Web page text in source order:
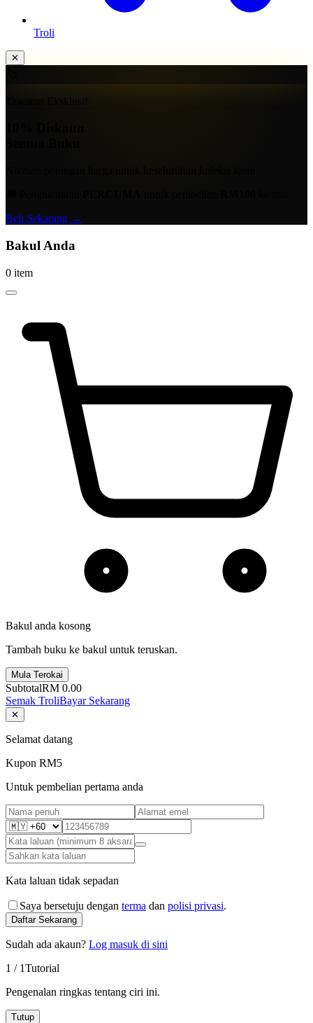
Troli
✕
Beli Sekarang →
Bakul Anda
0 item
Bakul anda kosong
Tambah buku ke bakul untuk teruskan.
Mula Terokai
SubtotalRM 0.00
Semak TroliBayar Sekarang
✕
Selamat datang
Kupon RM5
Untuk pembelian pertama anda
Kata laluan tidak sepadan
Saya bersetuju dengan terma dan polisi privasi.
Daftar Sekarang
Sudah ada akaun? Log masuk di sini
1 / 1Tutorial
Pengenalan ringkas tentang ciri ini.
Tutup